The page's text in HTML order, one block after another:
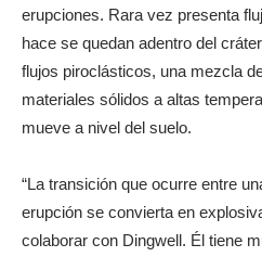
erupciones. Rara vez presenta
hace se quedan adentro del
flujos piroclásticos, una mezcla
materiales sólidos a altas
mueve a nivel del suelo.
“La transición que ocurre entre
erupción se convierta en
colaborar con Dingwell. Él tiene